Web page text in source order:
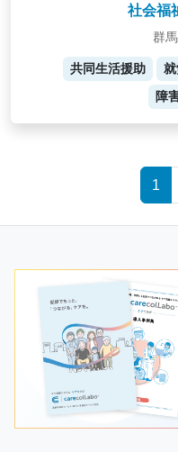
社会福
群
共同生活援助
障
1